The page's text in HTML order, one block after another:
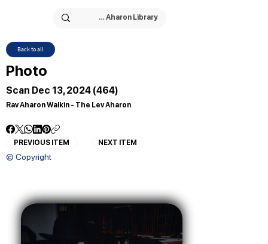
Back to all
Photo
Scan Dec 13, 2024 (464)
Rav Aharon Walkin - The Lev Aharon
PREVIOUS ITEM NEXT ITEM
© Copyright